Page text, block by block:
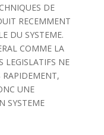
DE
RECEMMENT
DU SYSTEME.
COMME LA
LEGISLATIFS NE
RAPIDEMENT,
UNE
SYSTEME